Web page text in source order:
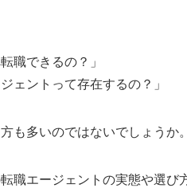
職できるの？」
ェントって存在するの？」
も多いのではないでしょうか。
職エージェントの実態や選び